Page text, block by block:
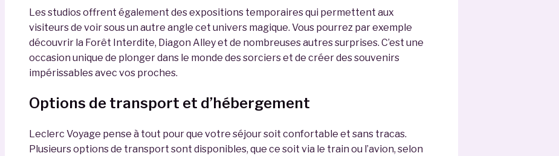
Les studios offrent également des expositions temporaires qui permettent aux
visiteurs de voir sous un autre angle cet univers magique. Vous pourrez par exemple
découvrir la Forêt Interdite, Diagon Alley et de nombreuses autres surprises. C’est une
occasion unique de plonger dans le monde des sorciers et de créer des souvenirs
impérissables avec vos proches.
Options de transport et d’hébergement
Leclerc Voyage pense à tout pour que votre séjour soit confortable et sans tracas.
Plusieurs options de transport sont disponibles, que ce soit via le train ou l’avion, selon